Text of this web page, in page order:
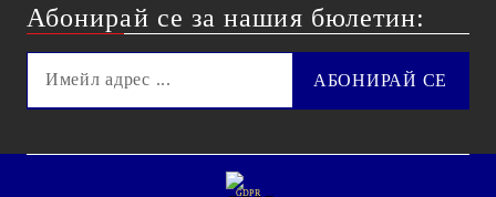
Абонирай се за нашия бюлетин:
GDPR